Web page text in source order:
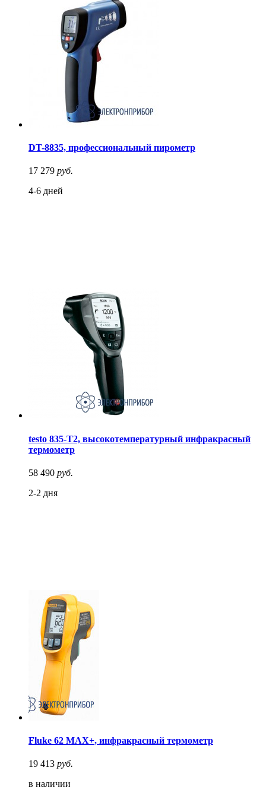
DT-8835, профессиональный пирометр
17 279 руб.
4-6 дней
testo 835-T2, высокотемпературный инфракрасный
термометр
58 490 руб.
2-2 дня
Fluke 62 MAX+, инфракрасный термометр
19 413 руб.
в наличии